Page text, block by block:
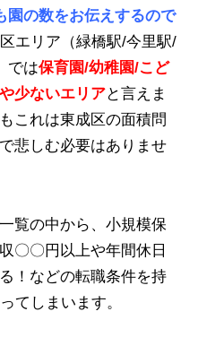
園の数をお伝えするので
エリア（緑橋駅/今里駅/
では保育園/幼稚園/こど
少ないエリアと言えま
これは東成区の面積問
悲しむ必要はありませ
覧の中から、小規模保
〇〇円以上や年間休日
！などの転職条件を持
てしまいます。